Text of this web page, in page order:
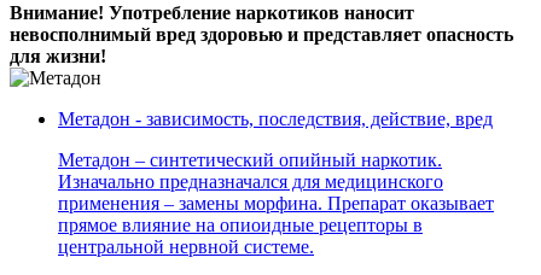
Внимание! Употребление наркотиков наносит
невосполнимый вред здоровью и представляет опасность
для жизни!
Метадон - зависимость, последствия, действие, вред
Метадон – синтетический опийный наркотик.
Изначально предназначался для медицинского
применения – замены морфина. Препарат оказывает
прямое влияние на опиоидные рецепторы в
центральной нервной системе.